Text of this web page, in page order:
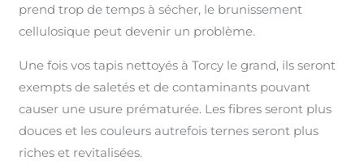
prend trop de temps à sécher, le brunissement
cellulosique peut devenir un problème.
Une fois vos tapis nettoyés à Torcy le grand, ils seront
exempts de saletés et de contaminants pouvant
causer une usure prématurée. Les fibres seront plus
douces et les couleurs autrefois ternes seront plus
riches et revitalisées.